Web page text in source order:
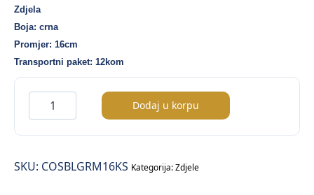
Zdjela
Boja: crna
Promjer: 16cm
Transportni paket: 12kom
Cosmos
Black
zdjela
količina
Dodaj u korpu
SKU: COSBLGRM16KS Kategorija:Zdjele